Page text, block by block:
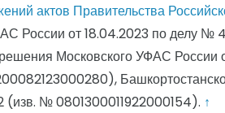
актов Правительства
России от 18.04.2023 по делу
Московского УФАС России
№ 0801300011922000154). ↑